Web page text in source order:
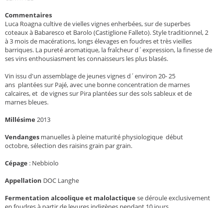
Commentaires
Luca Roagna cultive de vielles vignes enherbées, sur de superbes
coteaux à Babaresco et Barolo (Castiglione Falleto). Style traditionnel, 2
à 3 mois de macérations, longs élevages en foudres et très vieilles
barriques. La pureté aromatique, la fraîcheur d´expression, la finesse de
ses vins enthousiasment les connaisseurs les plus blasés.
Vin issu d'un assemblage de jeunes vignes d´environ 20- 25
ans plantées sur Pajé, avec une bonne concentration de marnes
calcaires, et de vignes sur Pira plantées sur des sols sableux et de
marnes bleues.
Millésime 2013
Vendanges manuelles à pleine maturité physiologique début
octobre, sélection des raisins grain par grain.
Cépage : Nebbiolo
Appellation DOC Langhe
Fermentation alcoolique et malolactique se déroule exclusivement